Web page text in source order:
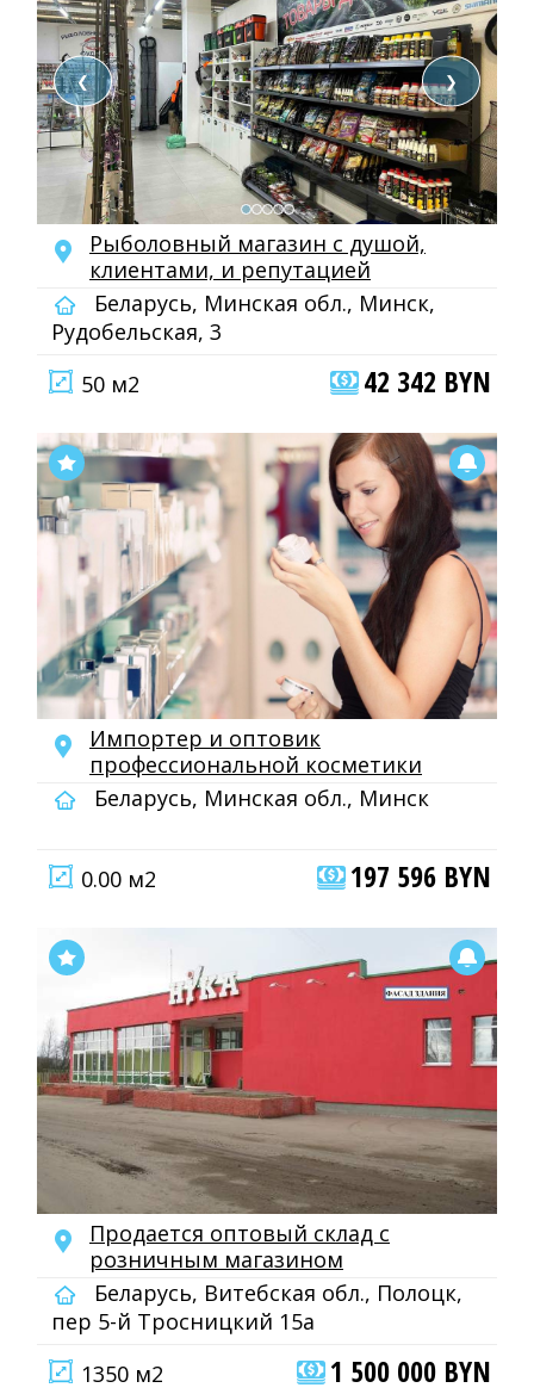
❮ ❯
Рыболовный магазин с душой,
клиентами, и репутацией
Беларусь, Минская обл., Минск,
Рудобельская, 3
50 м2
42 342 BYN
Импортер и оптовик
профессиональной косметики
Беларусь, Минская обл., Минск
0.00 м2 197 596 BYN
Продается оптовый склад с
розничным магазином
Беларусь, Витебская обл., Полоцк,
пер 5-й Тросницкий 15а
1350 м2
1 500 000 BYN